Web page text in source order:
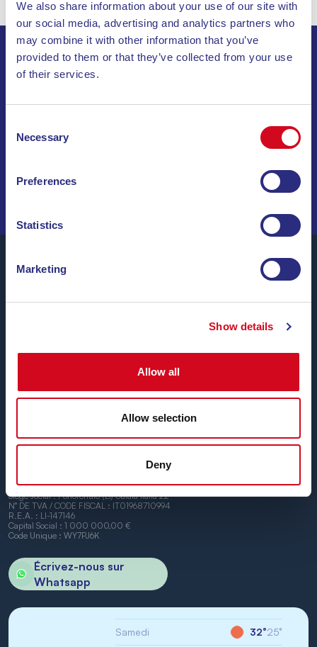
We also share information about your use of our site with
our social media, advertising and analytics partners who
may combine it with other information that you’ve
provided to them or that they’ve collected from your use
of their services.
Selection
Necessary
Preferences
Statistics
Marketing
Show details
Allow all
Allow selection
Deny
ABONNEZ-VOUS À NOTRE LETTRE
INVIA
DESTINATIONS DE RÊVE ET DES CONSEILS DE VOYAGE
24 liaisons par jour, toute l’année, àdes tarifs
navires ponctuels, entre les ports de Piombino et
Nous avons hâte de vous accueillir à bord.
BN di Navigazione SPA
Siège social : Portoferraio (LI) Calata Italia 22
N° DE TVA / CODE FISCAL : IT01968710994
R.E.A. : LI-147146
Capital Social : 1 000 000,00 €
Code Unique : WY7PJ6K
Écrivez-nous sur
Whatsapp
Samedi 32°25°